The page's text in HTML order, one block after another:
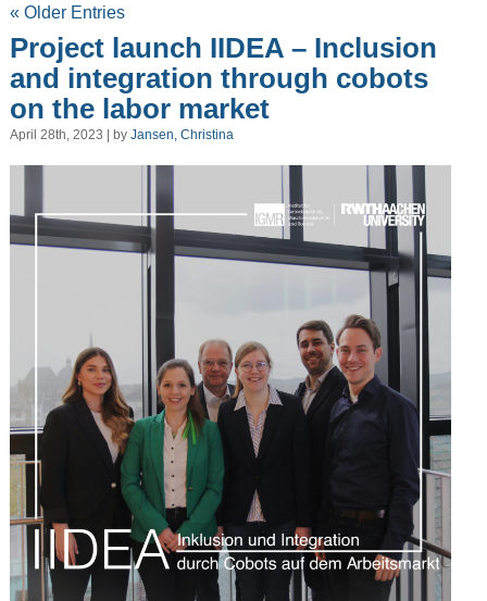
« Older Entries
Project launch IIDEA – Inclusion
and integration through cobots
on the labor market
April 28th, 2023 | by Jansen, Christina